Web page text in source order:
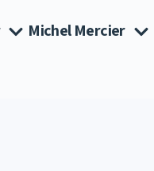
Michel Mercier